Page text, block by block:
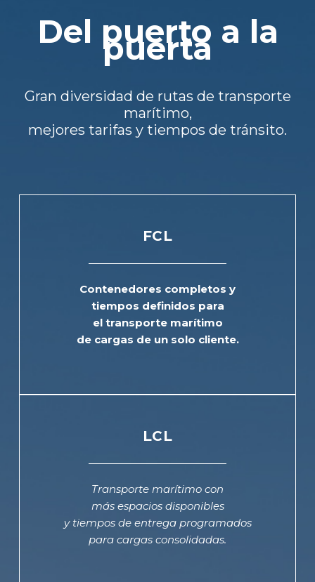
Del puerto a la
puerta
Gran diversidad de rutas de transporte
marítimo,
mejores tarifas y tiempos de tránsito.
FCL
Contenedores completos y
tiempos definidos para
el transporte marítimo
de cargas de un solo cliente.
LCL
Transporte marítimo con
más espacios disponibles
y tiempos de entrega programados
para cargas consolidadas.